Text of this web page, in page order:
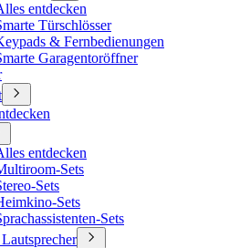
entdecken
Türschlösser
& Fernbedienungen
Garagentoröffner
entdecken
Sets
Sets
Sets
Sets